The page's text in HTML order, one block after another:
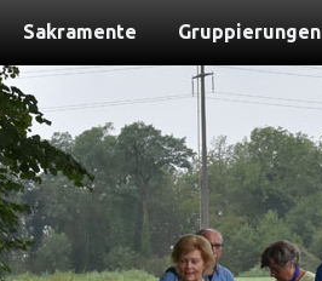
Sakramente Gruppierungen